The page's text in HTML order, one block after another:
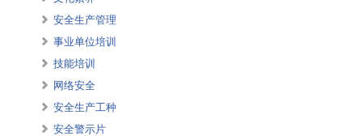
安全生产管理
事业单位培训
技能培训
网络安全
安全生产工种
安全警示片